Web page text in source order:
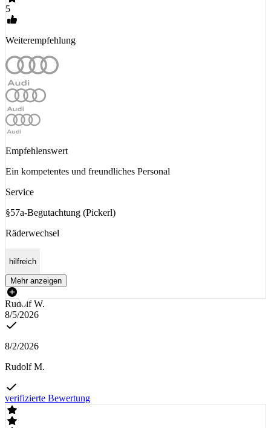
5
Weiterempfehlung
Empfehlenswert
Ein kompetentes und freundliches Personal
Service
§57a-Begutachtung (Pickerl)
Räderwechsel
hilfreich
Mehr anzeigen
Rudolf W.
8/5/2026
8/2/2026
Rudolf M.
verifizierte Bewertung